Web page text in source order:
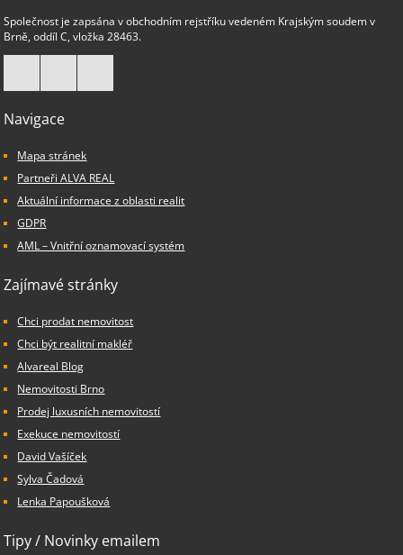
Společnost je zapsána v obchodním rejstříku vedeném Krajským soudem v
Brně, oddíl C, vložka 28463.
Navigace
Mapa stránek
Partneři ALVA REAL
Aktuální informace z oblasti realit
GDPR
AML – Vnitřní oznamovací systém
Zajímavé stránky
Chci prodat nemovitost
Chci být realitní makléř
Alvareal Blog
Nemovitosti Brno
Prodej luxusních nemovitostí
Exekuce nemovitostí
David Vašíček
Sylva Čadová
Lenka Papoušková
Tipy / Novinky emailem